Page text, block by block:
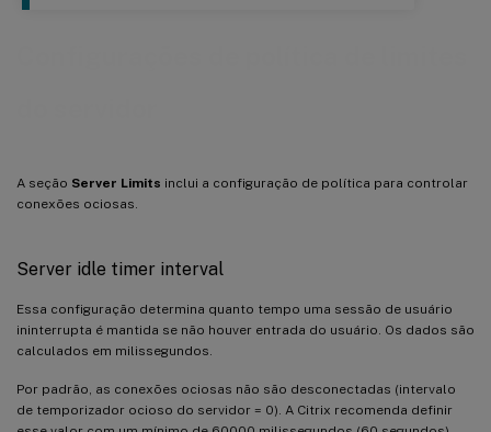
A seção Server Limits inclui a configuração de política para controlar
conexões ociosas.
Server idle timer interval
Essa configuração determina quanto tempo uma sessão de usuário
ininterrupta é mantida se não houver entrada do usuário. Os dados são
calculados em milissegundos.
Por padrão, as conexões ociosas não são desconectadas (intervalo
de temporizador ocioso do servidor = 0). A Citrix recomenda definir